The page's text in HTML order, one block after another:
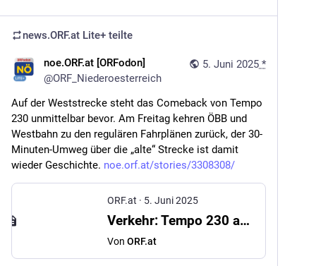
news.ORF.at Lite+ teilte
5. Juni 2025 *
noe.ORF.at [ORFodon]
@ORF_Niederoesterreich
Auf der Weststrecke steht das Comeback von Tempo
230 unmittelbar bevor. Am Freitag kehren ÖBB und
Westbahn zu den regulären Fahrplänen zurück, der 30-
Minuten-Umweg über die „alte“ Strecke ist damit
wieder Geschichte. noe.orf.at/stories/3308308/
ORF.at · 5. Juni 2025
Verkehr: Tempo 230 auf Westbahnstrecke vor Comeback
Von ORF.at